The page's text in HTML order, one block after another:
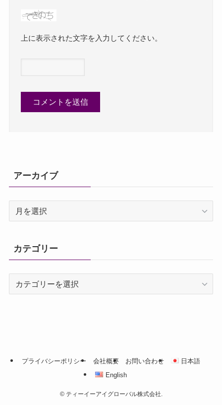
上に表示された文字を入力してください。
アーカイブ
ブ
カテゴリー
プライバシーポリシー 会社概要 お問い合わせ
日本語
English
©ティーイーアイグローバル株式会社.